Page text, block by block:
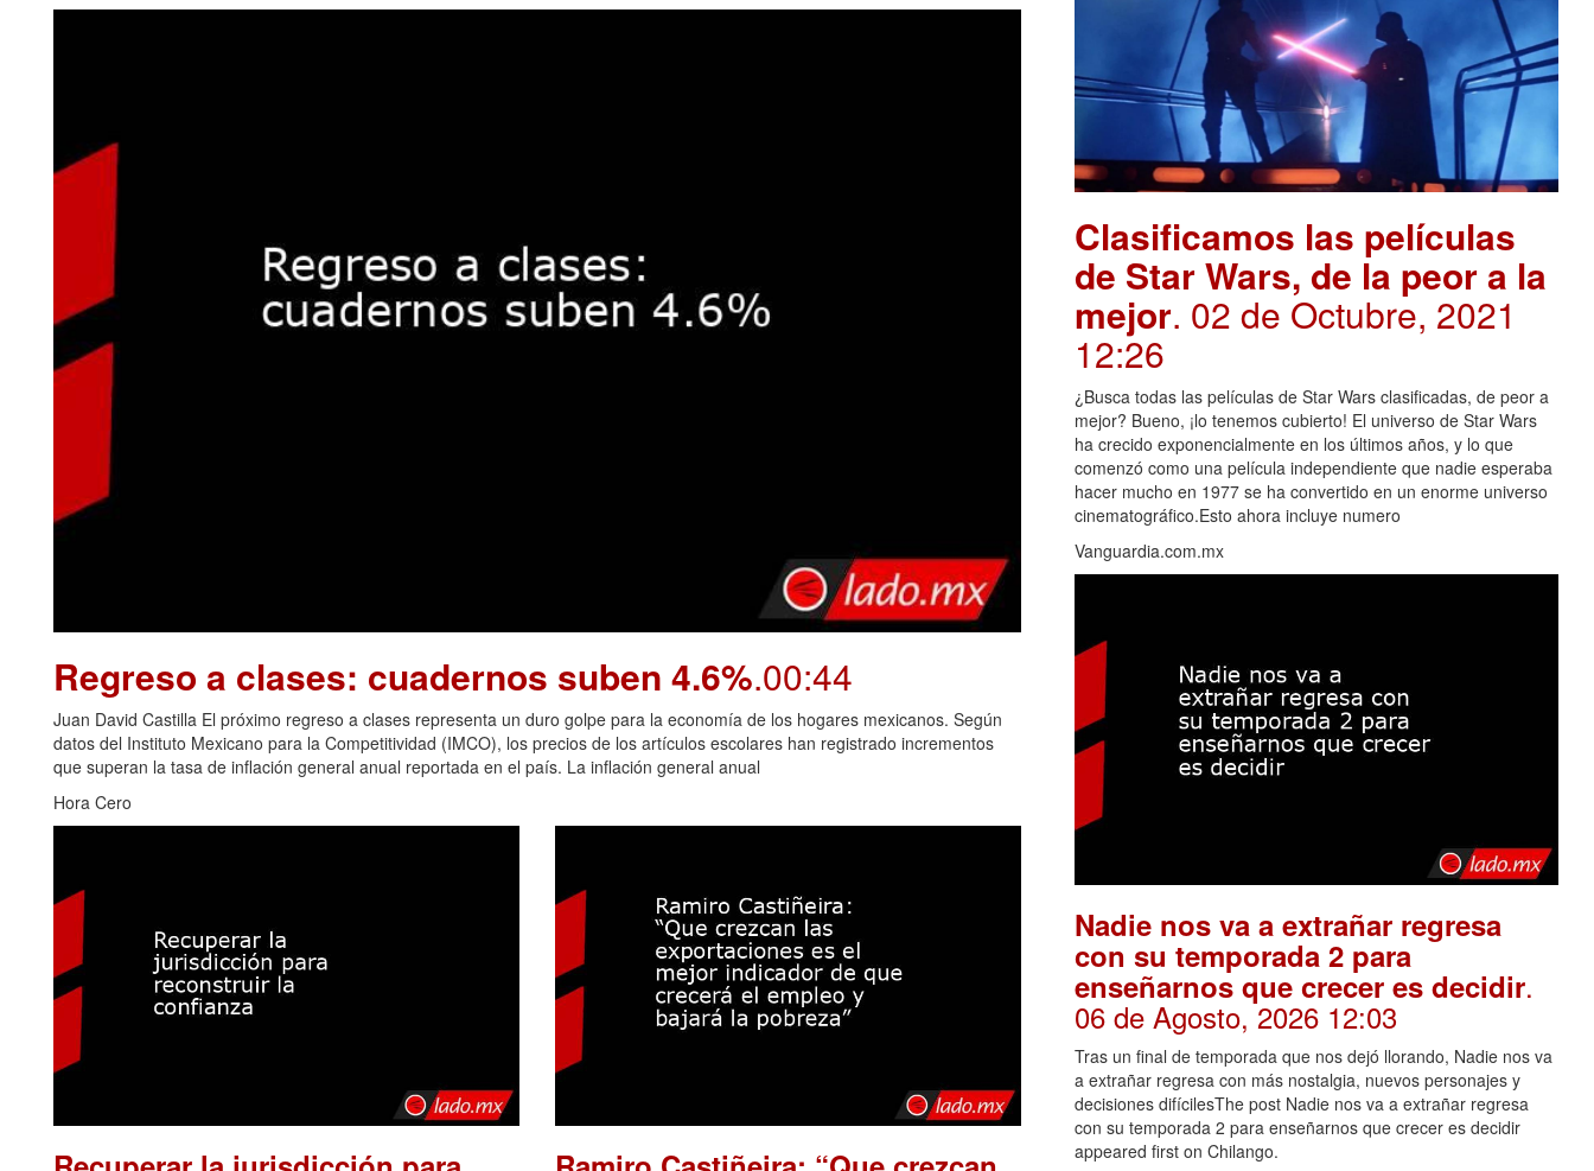
Regreso a clases: cuadernos suben 4.6%.00:44
Juan David Castilla El próximo regreso a clases representa un duro golpe para la economía de los hogares mexicanos. Según
datos del Instituto Mexicano para la Competitividad (IMCO), los precios de los artículos escolares han registrado incrementos
que superan la tasa de inflación general anual reportada en el país. La inflación general anual
Hora Cero
Clasificamos las películas
de Star Wars, de la peor a la
mejor. 02 de Octubre, 2021
12:26
¿Busca todas las películas de Star Wars clasificadas, de peor a
mejor? Bueno, ¡lo tenemos cubierto! El universo de Star Wars
ha crecido exponencialmente en los últimos años, y lo que
comenzó como una película independiente que nadie esperaba
hacer mucho en 1977 se ha convertido en un enorme universo
cinematográfico.Esto ahora incluye numero
Vanguardia.com.mx
Nadie nos va a extrañar regresa
con su temporada 2 para
enseñarnos que crecer es decidir.
06 de Agosto, 2026 12:03
Tras un final de temporada que nos dejó llorando, Nadie nos va
a extrañar regresa con más nostalgia, nuevos personajes y
decisiones difícilesThe post Nadie nos va a extrañar regresa
con su temporada 2 para enseñarnos que crecer es decidir
appeared first on Chilango.